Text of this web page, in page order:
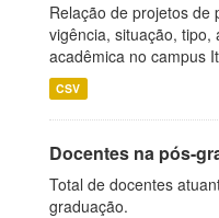
Relação de projetos de
vigência, situação,
acadêmica no campus
CSV
Docentes na pós-
Total de docentes
graduação.